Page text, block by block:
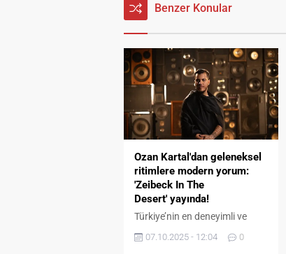
Benzer Konular
Ozan Kartal'dan geleneksel
ritimlere modern yorum:
'Zeibeck In The
Desert' yayında!
Türkiye’nin en deneyimli ve
başarılı perküsyonistlerinden
Ozan Kartal, uzun zamandır
07.10.2025 - 12:04 0